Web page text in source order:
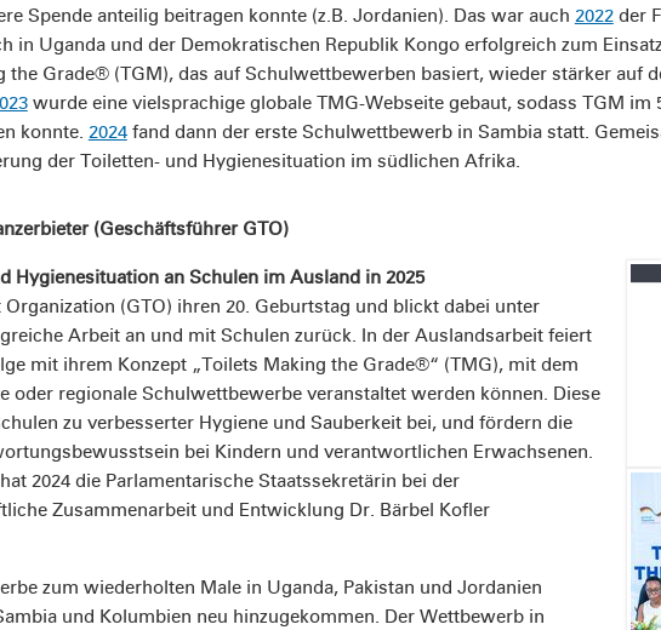
Spende anteilig beitragen konnte (z.B. Jordanien). Das war auch 2022der
in Uganda und der Demokratischen Republik Kongo erfolgreich zum
Grade® (TGM), das auf Schulwettbewerben basiert, wieder stärker auf
wurde eine vielsprachige globale TMG-Webseite gebaut, sodass TGM
konnte. 2024fand dann der erste Schulwettbewerb in Sambia statt.
der Toiletten- und Hygienesituation im südlichen Afrika.
(Geschäftsführer GTO)
Hygienesituation an Schulen im Ausland in 2025
(GTO) ihren 20. Geburtstag und blickt dabei unter
Arbeit an und mit Schulen zurück. In der Auslandsarbeit feiert
mit ihrem Konzept „Toilets Making the Grade®“ (TMG), mit dem
oder regionale Schulwettbewerbe veranstaltet werden können. Diese
zu verbesserter Hygiene und Sauberkeit bei, und fördern die
bei Kindern und verantwortlichen Erwachsenen.
2024 die Parlamentarische Staatssekretärin bei der
Zusammenarbeit und Entwicklung Dr. Bärbel Kofler
zum wiederholten Male in Uganda, Pakistan und Jordanien
und Kolumbien neu hinzugekommen. Der Wettbewerb in